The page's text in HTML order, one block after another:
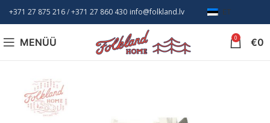
+371 27 875 216/ +371 27 860 430 info@folkland.lv ET
MENÜÜ 0 €0